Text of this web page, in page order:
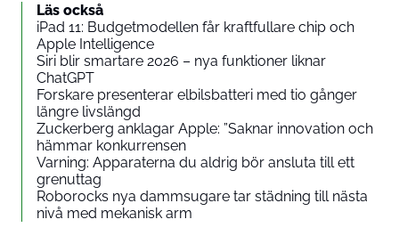
Läs också
iPad 11: Budgetmodellen får kraftfullare chip och
Apple Intelligence
Siri blir smartare 2026 – nya funktioner liknar
ChatGPT
Forskare presenterar elbilsbatteri med tio gånger
längre livslängd
Zuckerberg anklagar Apple: ”Saknar innovation och
hämmar konkurrensen
Varning: Apparaterna du aldrig bör ansluta till ett
grenuttag
Roborocks nya dammsugare tar städning till nästa
nivå med mekanisk arm